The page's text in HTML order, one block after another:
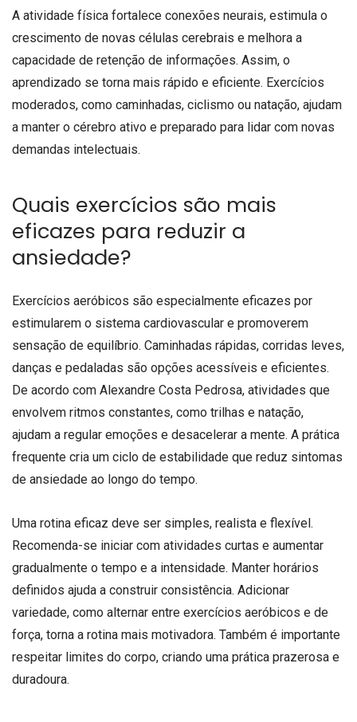
A atividade física fortalece conexões neurais, estimula o
crescimento de novas células cerebrais e melhora a
capacidade de retenção de informações. Assim, o
aprendizado se torna mais rápido e eficiente. Exercícios
moderados, como caminhadas, ciclismo ou natação, ajudam
a manter o cérebro ativo e preparado para lidar com novas
demandas intelectuais.
Quais exercícios são mais
eficazes para reduzir a
ansiedade?
Exercícios aeróbicos são especialmente eficazes por
estimularem o sistema cardiovascular e promoverem
sensação de equilíbrio. Caminhadas rápidas, corridas leves,
danças e pedaladas são opções acessíveis e eficientes.
De acordo com Alexandre Costa Pedrosa, atividades que
envolvem ritmos constantes, como trilhas e natação,
ajudam a regular emoções e desacelerar a mente. A prática
frequente cria um ciclo de estabilidade que reduz sintomas
de ansiedade ao longo do tempo.
Uma rotina eficaz deve ser simples, realista e flexível.
Recomenda-se iniciar com atividades curtas e aumentar
gradualmente o tempo e a intensidade. Manter horários
definidos ajuda a construir consistência. Adicionar
variedade, como alternar entre exercícios aeróbicos e de
força, torna a rotina mais motivadora. Também é importante
respeitar limites do corpo, criando uma prática prazerosa e
duradoura.